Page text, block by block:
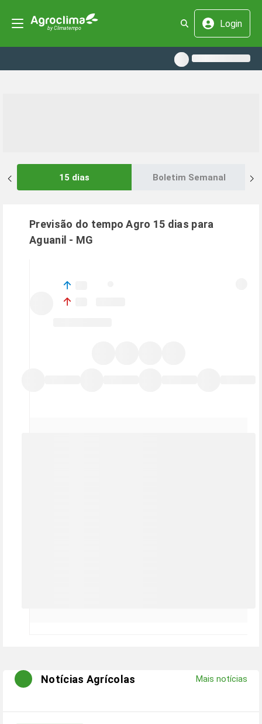
Login
15 dias Boletim Semanal
Previsão do tempo Agro 15 dias para
Aguanil - MG
Notícias Agrícolas Mais notícias